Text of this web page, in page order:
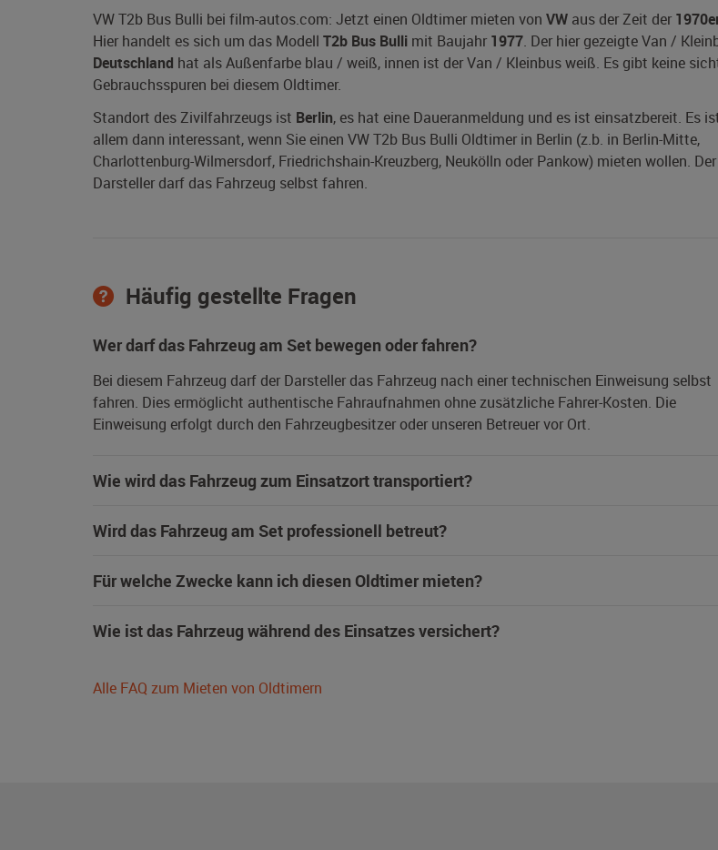
VW T2b Bus Bulli bei film-autos.com: Jetzt einen Oldtimer mieten von VW aus der Zeit der
Hier handelt es sich um das Modell T2b Bus Bulli mit Baujahr 1977. Der hier gezeigte Van /
Deutschland hat als Außenfarbe blau / weiß, innen ist der Van / Kleinbus weiß. Es gibt keine
Gebrauchsspuren bei diesem Oldtimer.
Standort des Zivilfahrzeugs ist Berlin, es hat eine Daueranmeldung und es ist einsatzbereit. Es
allem dann interessant, wenn Sie einen VW T2b Bus Bulli Oldtimer in Berlin (z.b. in Berlin-Mitte,
Charlottenburg-Wilmersdorf, Friedrichshain-Kreuzberg, Neukölln oder Pankow) mieten wollen. Der
Darsteller darf das Fahrzeug selbst fahren.
Häufig gestellte Fragen
Wer darf das Fahrzeug am Set bewegen oder fahren?
Bei diesem Fahrzeug darf der Darsteller das Fahrzeug nach einer technischen Einweisung selbst
fahren. Dies ermöglicht authentische Fahraufnahmen ohne zusätzliche Fahrer-Kosten. Die
Einweisung erfolgt durch den Fahrzeugbesitzer oder unseren Betreuer vor Ort.
Wie wird das Fahrzeug zum Einsatzort transportiert?
Wird das Fahrzeug am Set professionell betreut?
Für welche Zwecke kann ich diesen Oldtimer mieten?
Wie ist das Fahrzeug während des Einsatzes versichert?
Alle FAQ zum Mieten von Oldtimern